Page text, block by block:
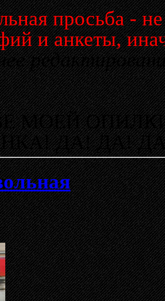
просьба -
и анкеты,
МОЕЙ
ДА! ДА!